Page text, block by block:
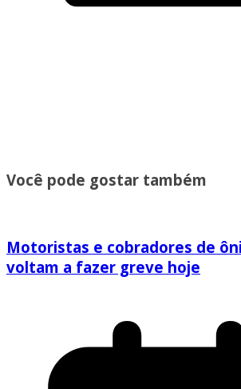
Você pode gostar também
Motoristas e cobradores de
voltam a fazer greve hoje